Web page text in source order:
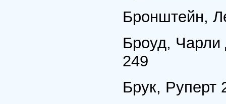
Бронштейн,
Броуд, Чарли
249
Брук, Руперт